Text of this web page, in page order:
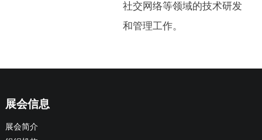
社交网络等领域的技术研发
和管理工作。
展会信息
展会简介